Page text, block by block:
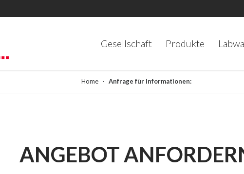
Gesellschaft Produkte
Home Anfrage für Informationen:
ANGEBOT